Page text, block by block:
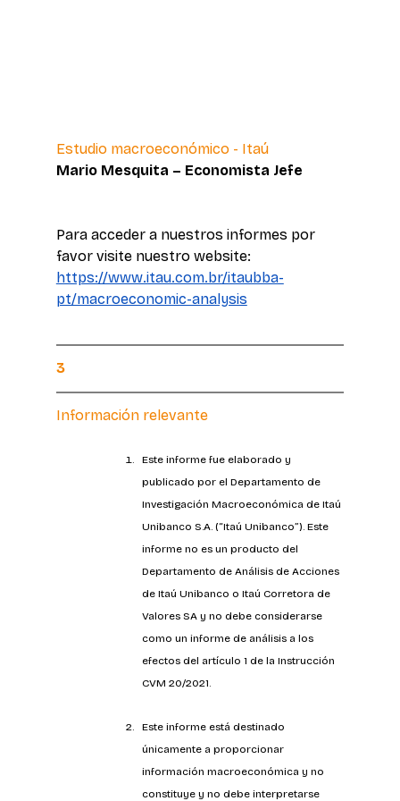
Estudio macroeconómico - Itaú
Mario Mesquita – Economista Jefe
Para acceder a nuestros informes por
favor visite nuestro website:
https://www.itau.com.br/itaubba-
pt/macroeconomic-analysis
3
Información relevante
Este informe fue elaborado y
publicado por el Departamento de
Investigación Macroeconómica de Itaú
Unibanco S.A. (“Itaú Unibanco”). Este
informe no es un producto del
Departamento de Análisis de Acciones
de Itaú Unibanco o Itaú Corretora de
Valores SA y no debe considerarse
como un informe de análisis a los
efectos del artículo 1 de la Instrucción
CVM 20/2021.
Este informe está destinado
únicamente a proporcionar
información macroeconómica y no
constituye y no debe interpretarse